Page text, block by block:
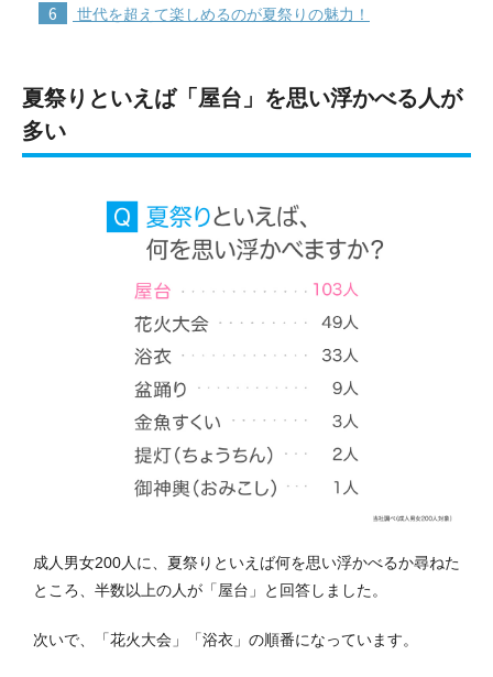
6 世代を超えて楽しめるのが夏祭りの魅力！
夏祭りといえば「屋台」を思い浮かべる人が
多い
成人男女200人に、夏祭りといえば何を思い浮かべるか尋ねた
ところ、半数以上の人が「屋台」と回答しました。
次いで、「花火大会」「浴衣」の順番になっています。